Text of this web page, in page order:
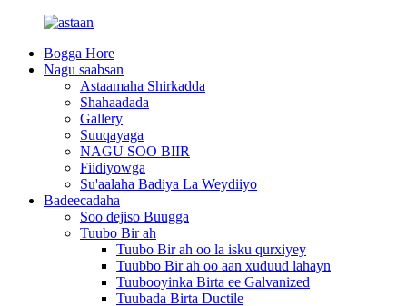
Bogga Hore
Nagu saabsan
Astaamaha Shirkadda
Shahaadada
Gallery
Suuqayaga
NAGU SOO BIIR
Fiidiyowga
Su'aalaha Badiya La Weydiiyo
Badeecadaha
Soo dejiso Buugga
Tuubo Bir ah
Tuubo Bir ah oo la isku qurxiyey
Tuubbo Bir ah oo aan xuduud lahayn
Tuubooyinka Birta ee Galvanized
Tuubada Birta Ductile